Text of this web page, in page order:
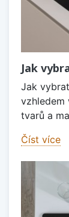
Jak
Jak
vzhledem
tvarů a
Číst více